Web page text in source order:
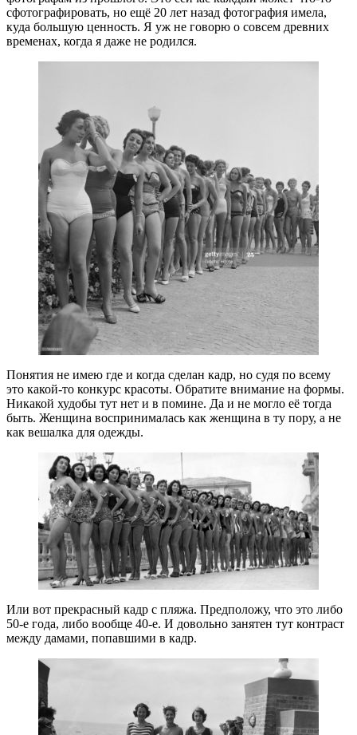
сфотографировать, но ещё 20 лет назад фотография имела,
куда большую ценность. Я уж не говорю о совсем древних
временах, когда я даже не родился.
Понятия не имею где и когда сделан кадр, но судя по всему
это какой-то конкурс красоты. Обратите внимание на формы.
Никакой худобы тут нет и в помине. Да и не могло её тогда
быть. Женщина воспринималась как женщина в ту пору, а не
как вешалка для одежды.
Или вот прекрасный кадр с пляжа. Предположу, что это либо
50-е года, либо вообще 40-е. И довольно занятен тут контраст
между дамами, попавшими в кадр.